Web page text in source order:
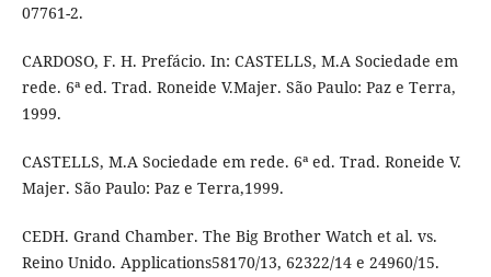
07761-2.
CARDOSO, F. H. Prefácio. In: CASTELLS, M.A Sociedade em
rede. 6ª ed. Trad. Roneide V.Majer. São Paulo: Paz e Terra,
1999.
CASTELLS, M.A Sociedade em rede. 6ª ed. Trad. Roneide V.
Majer. São Paulo: Paz e Terra,1999.
CEDH. Grand Chamber. The Big Brother Watch et al. vs.
Reino Unido. Applications58170/13, 62322/14 e 24960/15.